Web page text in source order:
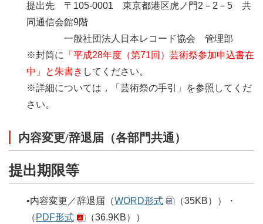
提出先 〒105-0001 東京都港区虎ノ門2－2－5 共
同通信会館9階
一般社団法人日本レコード協会 管理部
※封筒に
「平成28年度（第71回）芸術祭参加申込書在
中」と朱書き してください。
※詳細については，「芸術祭の手引」を参照してくだ
さい。
内容変更/辞退届（各部門共通）
提出期限等
•内容変更／辞退届（WORD形式
（35KB））・
（ PDF形式
（36.9KB））